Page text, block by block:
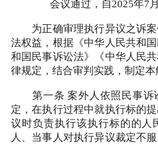
会议通过，自2025年7
为正确审理执行异议之诉案
法权益，根据《中华人民共和
和国民事诉讼法》《中华人民
律规定，结合审判实践，制定本
第一条 案外人依照民事诉
定，在执行过程中就执行标的
议时负责执行该执行标的的人
人、当事人对执行异议裁定不